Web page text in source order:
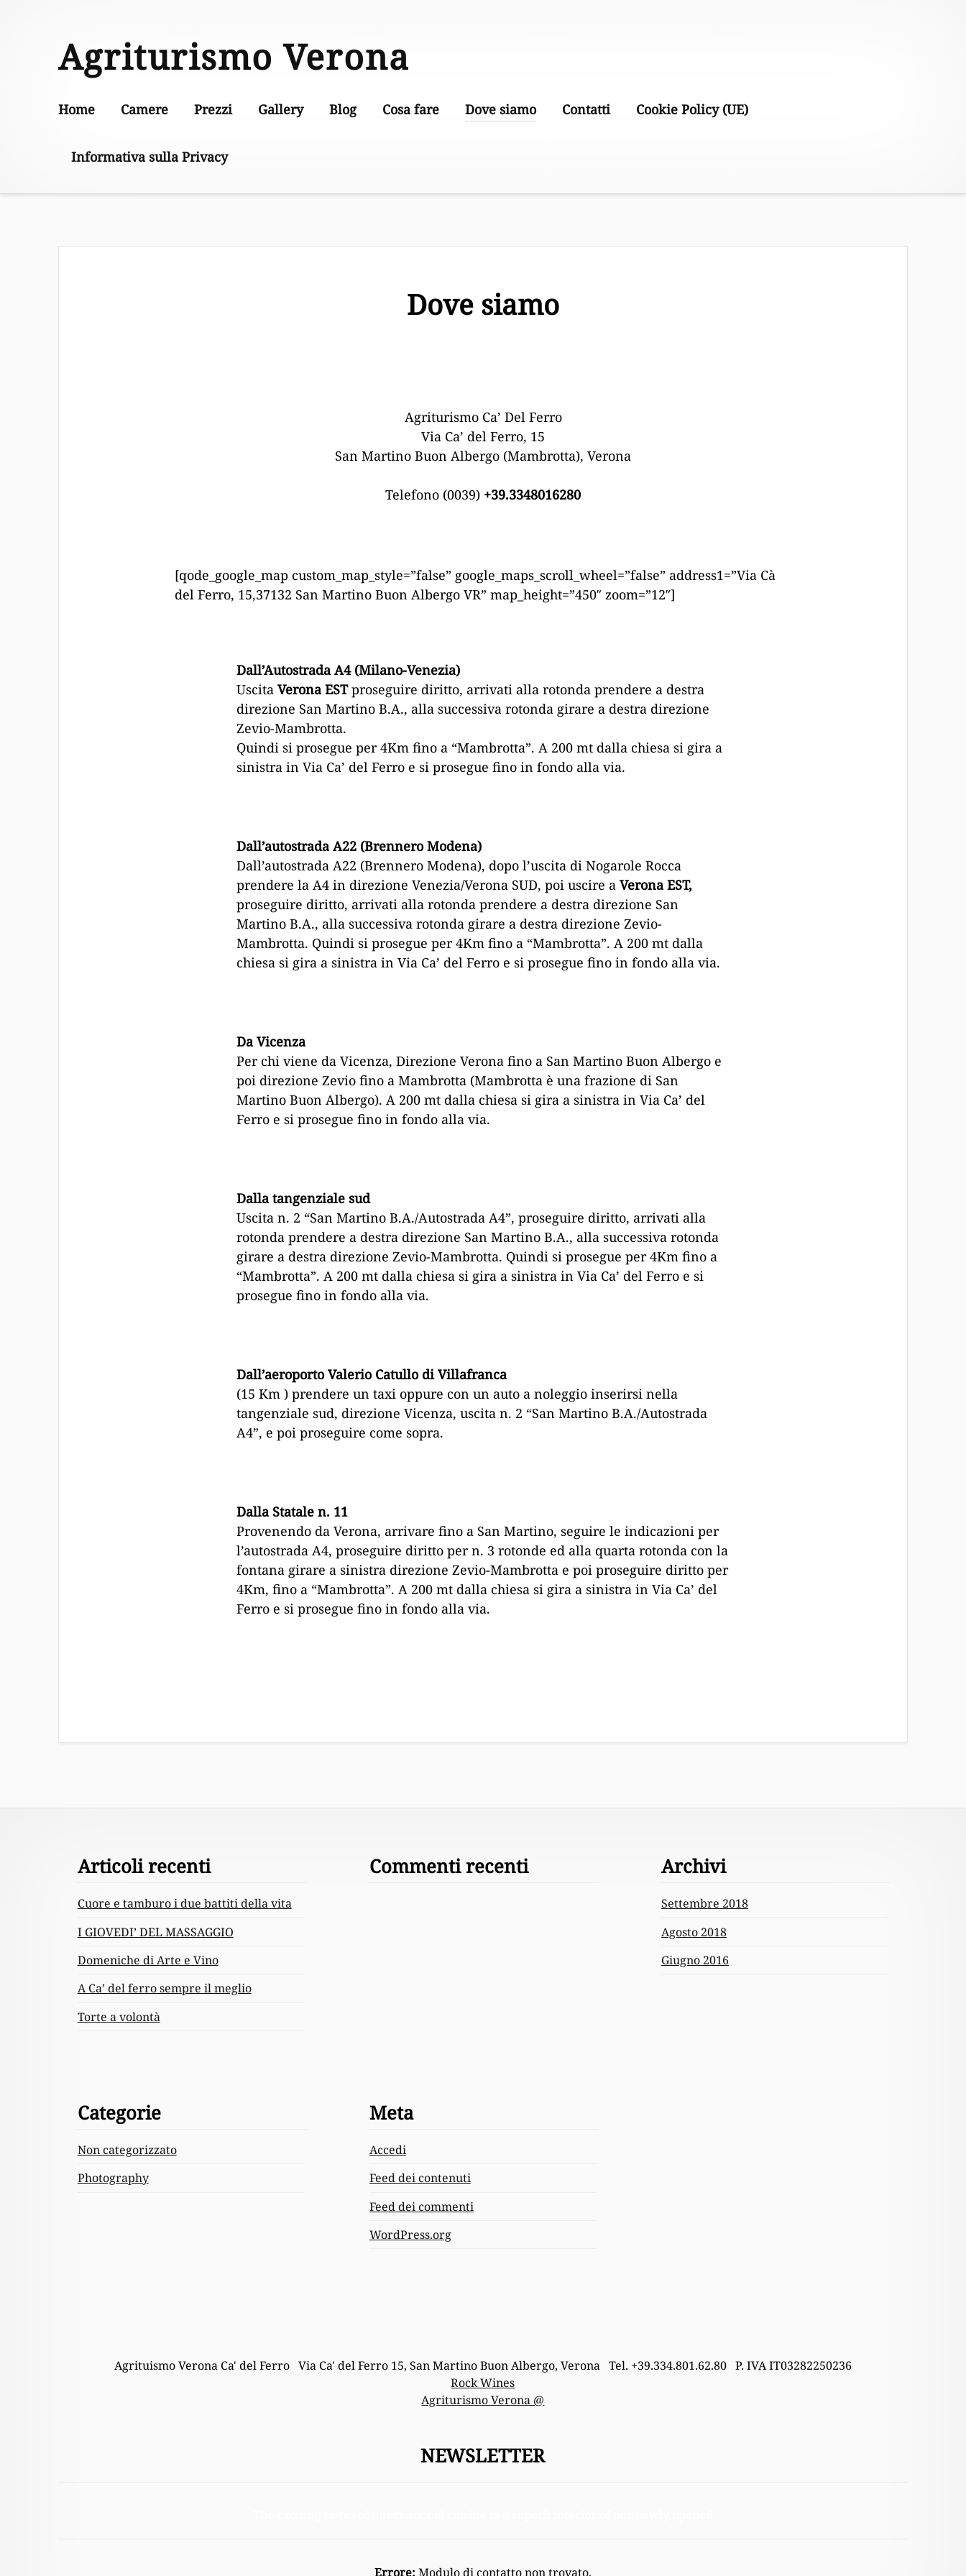
Agriturismo Verona
Home Camere Prezzi Gallery Blog Cosa fare Dove siamo Contatti Cookie Policy (UE)
Informativa sulla Privacy
Dove siamo
Agriturismo Ca’ Del Ferro
Via Ca’ del Ferro, 15
San Martino Buon Albergo (Mambrotta), Verona
Telefono (0039) +39.3348016280
[qode_google_map custom_map_style=”false” google_maps_scroll_wheel=”false” address1=”Via Cà
del Ferro, 15,37132 San Martino Buon Albergo VR” map_height=”450″ zoom=”12″]
Dall’Autostrada A4 (Milano-Venezia)
UscitaVerona ESTproseguire diritto, arrivati alla rotonda prendere a destra
direzione San Martino B.A., alla successiva rotonda girare a destra direzione
Zevio-Mambrotta.
Quindi si prosegue per 4Km fino a “Mambrotta”. A 200 mt dalla chiesa si gira a
sinistra in Via Ca’ del Ferro e si prosegue fino in fondo alla via.
Dall’autostrada A22 (Brennero Modena)
Dall’autostrada A22 (Brennero Modena), dopo l’uscita di Nogarole Rocca
prendere la A4 in direzione Venezia/Verona SUD, poi uscire aVerona EST,
proseguire diritto, arrivati alla rotonda prendere a destra direzione San
Martino B.A., alla successiva rotonda girare a destra direzione Zevio-
Mambrotta. Quindi si prosegue per 4Km fino a “Mambrotta”. A 200 mt dalla
chiesa si gira a sinistra in Via Ca’ del Ferro e si prosegue fino in fondo alla via.
Da Vicenza
Per chi viene da Vicenza, Direzione Verona fino a San Martino Buon Albergo e
poi direzione Zevio fino a Mambrotta (Mambrotta è una frazione di San
Martino Buon Albergo). A 200 mt dalla chiesa si gira a sinistra in Via Ca’ del
Ferro e si prosegue fino in fondo alla via.
Dalla tangenziale sud
Uscita n. 2 “San Martino B.A./Autostrada A4”, proseguire diritto, arrivati alla
rotonda prendere a destra direzione San Martino B.A., alla successiva rotonda
girare a destra direzione Zevio-Mambrotta. Quindi si prosegue per 4Km fino a
“Mambrotta”. A 200 mt dalla chiesa si gira a sinistra in Via Ca’ del Ferro e si
prosegue fino in fondo alla via.
Dall’aeroporto Valerio Catullo di Villafranca
(15 Km ) prendere un taxi oppure con un auto a noleggio inserirsi nella
tangenziale sud, direzione Vicenza, uscita n. 2 “San Martino B.A./Autostrada
A4”, e poi proseguire come sopra.
Dalla Statale n. 11
Provenendo da Verona, arrivare fino a San Martino, seguire le indicazioni per
l’autostrada A4, proseguire diritto per n. 3 rotonde ed alla quarta rotonda con la
fontana girare a sinistra direzione Zevio-Mambrotta e poi proseguire diritto per
4Km, fino a “Mambrotta”. A 200 mt dalla chiesa si gira a sinistra in Via Ca’ del
Ferro e si prosegue fino in fondo alla via.
Articoli recenti
Cuore e tamburo i due battiti della vita
I GIOVEDI’ DEL MASSAGGIO
Domeniche di Arte e Vino
A Ca’ del ferro sempre il meglio
Torte a volontà
Commenti recenti Archivi
Settembre 2018
Agosto 2018
Giugno 2016
Categorie
Non categorizzato
Photography
Meta
Accedi
Feed dei contenuti
Feed dei commenti
WordPress.org
Agrituismo Verona Ca' del Ferro Via Ca' del Ferro 15, San Martino Buon Albergo, Verona Tel. +39.334.801.62.80 P. IVA IT03282250236
Rock Wines
Agriturismo Verona @
NEWSLETTER
Errore: Modulo di contatto non trovato.